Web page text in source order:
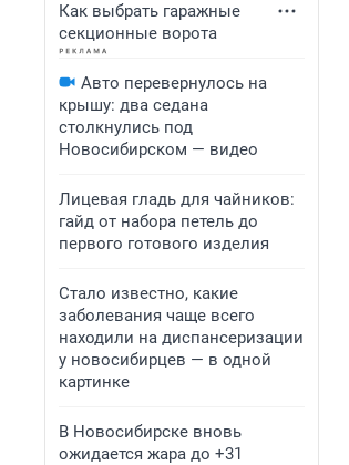
Как выбрать гаражные
секционные ворота
Авто перевернулось на
крышу: два седана
столкнулись под
Новосибирском — видео
Лицевая гладь для чайников:
гайд от набора петель до
первого готового изделия
Стало известно, какие
заболевания чаще всего
находили на диспансеризации
у новосибирцев — в одной
картинке
В Новосибирске вновь
ожидается жара до +31